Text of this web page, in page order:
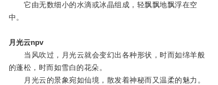
它由无数细小的水滴或冰晶组成，轻飘飘地飘浮在空
中。
月光云npv
当风吹过，月光云就会变幻出各种形状，时而如绵羊般
的蓬松，时而如雪白的花朵。
月光云的景象宛如仙境，散发着神秘而又温柔的魅力。